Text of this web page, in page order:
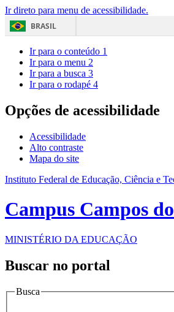
Ir direto para menu de acessibilidade.
BRASIL
Ir para o conteúdo 1
Ir para o menu 2
Ir para a busca 3
Ir para o rodapé 4
Opções de acessibilidade
Acessibilidade
Alto contraste
Mapa do site
Instituto Federal de Educação, Ciência e
Campus Campos
MINISTÉRIO DA EDUCAÇÃO
Buscar no portal
Busca